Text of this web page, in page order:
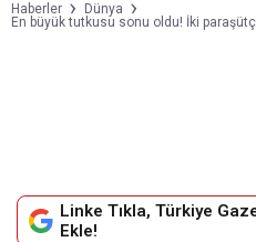
Haberler
Dünya
En büyük tutkusu sonu oldu! İki
Linke Tıkla, Türkiye
Ekle!